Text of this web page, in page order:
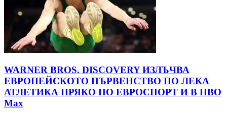
WARNER BROS. DISCOVERY ИЗЛЪЧВА
ЕВРОПЕЙСКОТО ПЪРВЕНСТВО ПО ЛЕКА
АТЛЕТИКА ПРЯКО ПО ЕВРОСПОРТ И В НВО
Мах